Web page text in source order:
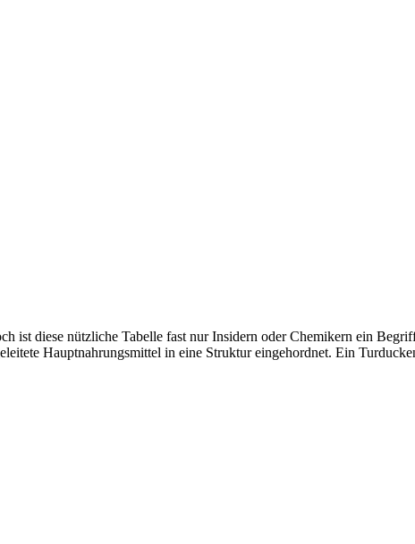
ist diese nützliche Tabelle fast nur Insidern oder Chemikern ein
Hauptnahrungsmittel in eine Struktur eingehordnet. Ein